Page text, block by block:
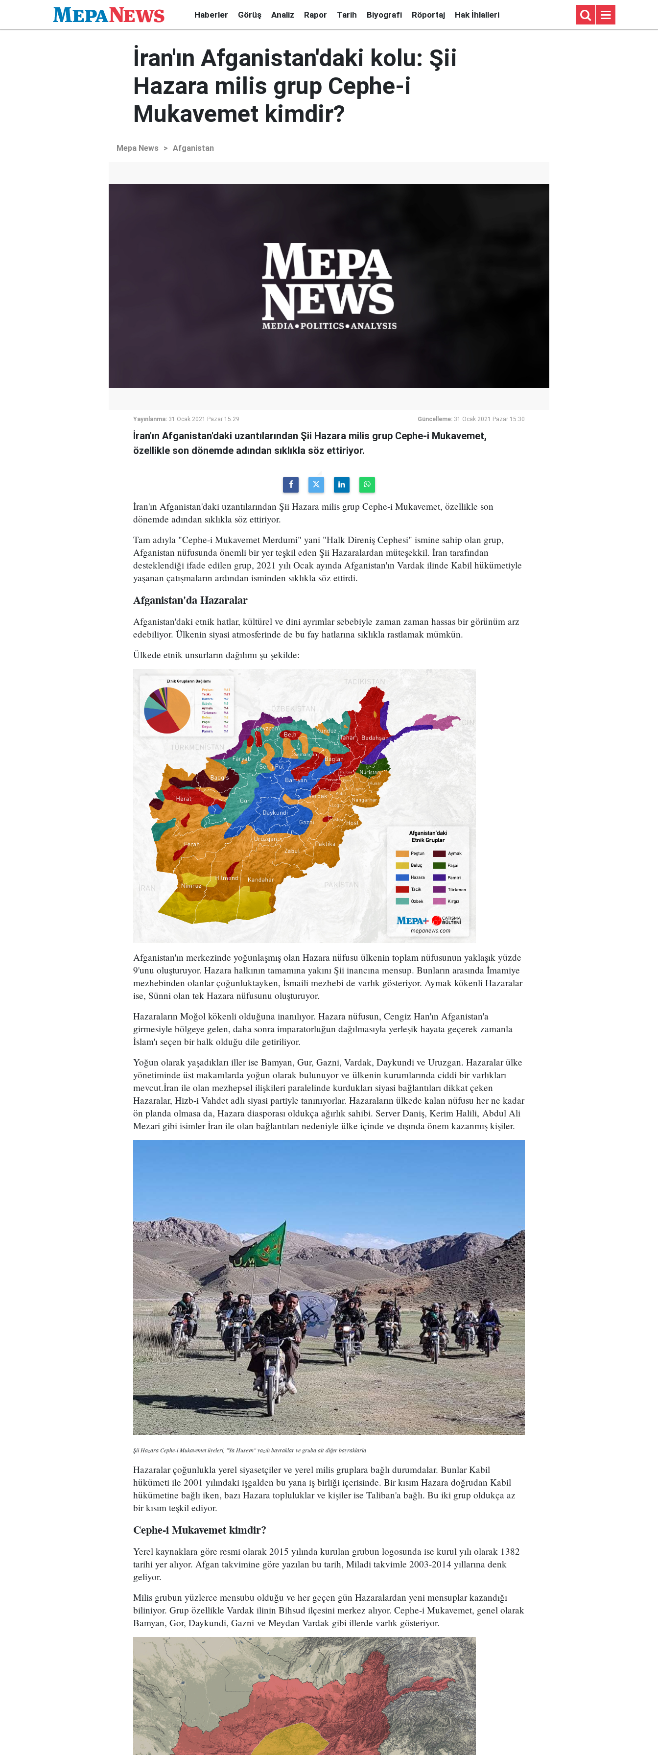
Haberler Görüş Analiz Rapor Tarih Biyografi Röportaj Hak İhlalleri
İran'ın Afganistan'daki kolu: Şii
Hazara milis grup Cephe-i
Mukavemet kimdir?
Mepa News > Afganistan
Yayınlanma: 31 Ocak 2021 Pazar 15:29 Güncelleme: 31 Ocak 2021 Pazar 15:30
İran'ın Afganistan'daki uzantılarından Şii Hazara milis grup Cephe-i Mukavemet,
özellikle son dönemde adından sıklıkla söz ettiriyor.
İran'ın Afganistan'daki uzantılarından Şii Hazara milis grup Cephe-i Mukavemet, özellikle son
dönemde adından sıklıkla söz ettiriyor.
Tam adıyla "Cephe-i Mukavemet Merdumi" yani "Halk Direniş Cephesi" ismine sahip olan grup,
Afganistan nüfusunda önemli bir yer teşkil eden Şii Hazaralardan müteşekkil. İran tarafından
desteklendiği ifade edilen grup, 2021 yılı Ocak ayında Afganistan'ın Vardak ilinde Kabil hükümetiyle
yaşanan çatışmaların ardından isminden sıklıkla söz ettirdi.
Afganistan'da Hazaralar
Afganistan'daki etnik hatlar, kültürel ve dini ayrımlar sebebiyle zaman zaman hassas bir görünüm arz
edebiliyor. Ülkenin siyasi atmosferinde de bu fay hatlarına sıklıkla rastlamak mümkün.
Ülkede etnik unsurların dağılımı şu şekilde:
Afganistan'ın merkezinde yoğunlaşmış olan Hazara nüfusu ülkenin toplam nüfusunun yaklaşık yüzde
9'unu oluşturuyor. Hazara halkının tamamına yakını Şii inancına mensup. Bunların arasında İmamiye
mezhebinden olanlar çoğunluktayken, İsmaili mezhebi de varlık gösteriyor. Aymak kökenli Hazaralar
ise, Sünni olan tek Hazara nüfusunu oluşturuyor.
Hazaraların Moğol kökenli olduğuna inanılıyor. Hazara nüfusun, Cengiz Han'ın Afganistan'a
girmesiyle bölgeye gelen, daha sonra imparatorluğun dağılmasıyla yerleşik hayata geçerek zamanla
İslam'ı seçen bir halk olduğu dile getiriliyor.
Yoğun olarak yaşadıkları iller ise Bamyan, Gur, Gazni, Vardak, Daykundi ve Uruzgan. Hazaralar ülke
yönetiminde üst makamlarda yoğun olarak bulunuyor ve ülkenin kurumlarında ciddi bir varlıkları
mevcut.İran ile olan mezhepsel ilişkileri paralelinde kurdukları siyasi bağlantıları dikkat çeken
Hazaralar, Hizb-i Vahdet adlı siyasi partiyle tanınıyorlar. Hazaraların ülkede kalan nüfusu her ne kadar
ön planda olmasa da, Hazara diasporası oldukça ağırlık sahibi. Server Daniş, Kerim Halili, Abdul Ali
Mezari gibi isimler İran ile olan bağlantıları nedeniyle ülke içinde ve dışında önem kazanmış kişiler.
Şii Hazara Cephe-i Mukavemet üyeleri, "Ya Huseyn" yazılı bayraklar ve gruba ait diğer bayraklarla
Hazaralar çoğunlukla yerel siyasetçiler ve yerel milis gruplara bağlı durumdalar. Bunlar Kabil
hükümeti ile 2001 yılındaki işgalden bu yana iş birliği içerisinde. Bir kısım Hazara doğrudan Kabil
hükümetine bağlı iken, bazı Hazara topluluklar ve kişiler ise Taliban'a bağlı. Bu iki grup oldukça az
bir kısım teşkil ediyor.
Cephe-i Mukavemet kimdir?
Yerel kaynaklara göre resmi olarak 2015 yılında kurulan grubun logosunda ise kurul yılı olarak 1382
tarihi yer alıyor. Afgan takvimine göre yazılan bu tarih, Miladi takvimle 2003-2014 yıllarına denk
geliyor.
Milis grubun yüzlerce mensubu olduğu ve her geçen gün Hazaralardan yeni mensuplar kazandığı
biliniyor. Grup özellikle Vardak ilinin Bihsud ilçesini merkez alıyor. Cephe-i Mukavemet, genel olarak
Bamyan, Gor, Daykundi, Gazni ve Meydan Vardak gibi illerde varlık gösteriyor.